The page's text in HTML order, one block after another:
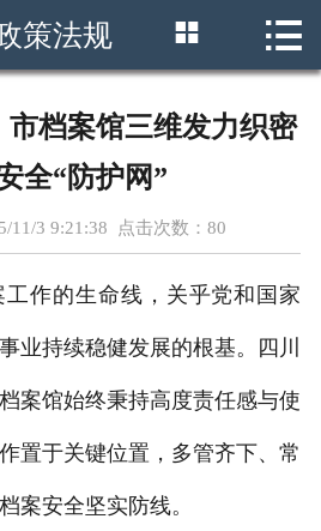
 首页
档案教育
档案职称
师资团队
学员风采
就业指南
策法规  
档案馆三维发力织密
全“防护网”
11/3 9:21:38 点击次数： 80
作的生命线，关乎党和国家
业持续稳健发展的根基。四川
案馆始终秉持高度责任感与使
置于关键位置，多管齐下、常
案安全坚实防线。